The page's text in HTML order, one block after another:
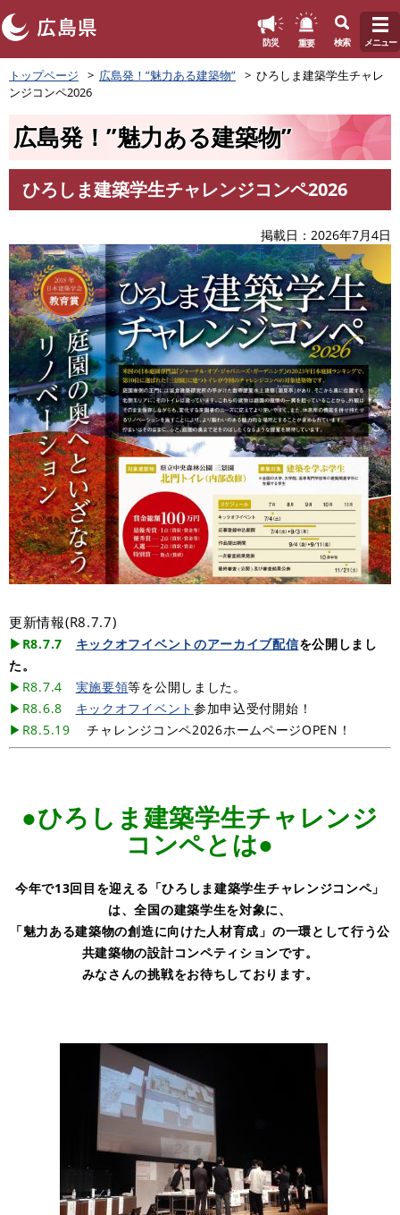
ペ
ー
ジ
。
防災 重要 検索 メニュー
トップページ 広島発！”魅力ある建築物”
ひろしま建築学生チャレ
ンジコンペ2026
広島発！”魅力ある建築物”
文
ひろしま建築学生チャレンジコンペ2026
掲載日 2026年7月4日
更新情報(R8.7.7)
▶R8.7.7 キックオフイベントのアーカイブ配信を公開しまし
た。
▶R8.7.4 実施要領等を公開しました。
▶R8.6.8 キックオフイベント 参加申込受付開始！​
▶R8.5.19
チャレンジコンペ2026ホームページOPEN！
●ひろしま建築学生チャレンジ
コンペとは●
今年で13回目を迎える「ひろしま建築学生チャレンジコンペ」
は、全国の建築学生を対象に、
「魅力ある建築物の創造に向けた人材育成」の一環として行う公
共建築物の設計コンペティションです。
みなさんの挑戦をお待ちしております。